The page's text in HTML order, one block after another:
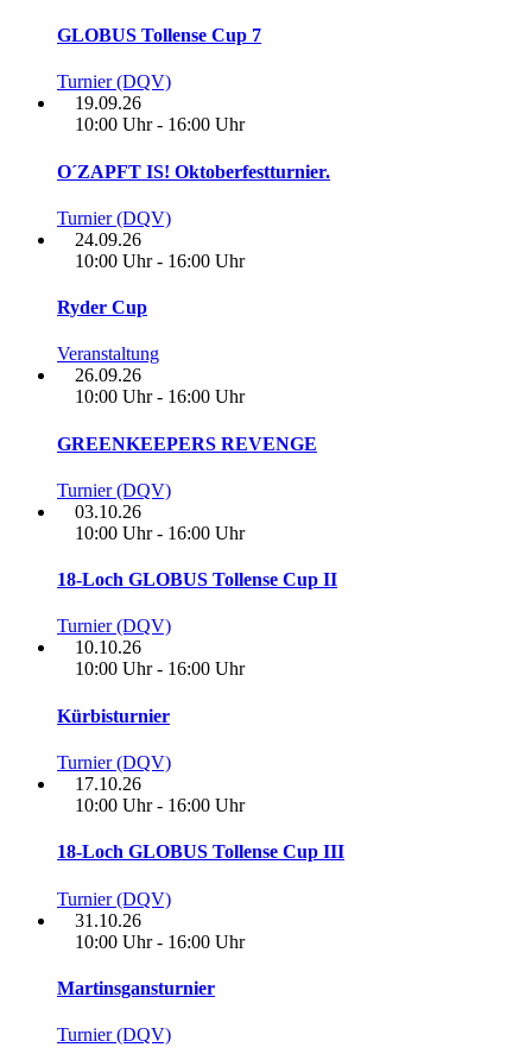
GLOBUS Tollense Cup 7
Turnier (DQV)
19.09.26
10:00 Uhr - 16:00 Uhr
O´ZAPFT IS! Oktoberfestturnier.
Turnier (DQV)
24.09.26
10:00 Uhr - 16:00 Uhr
Ryder Cup
Veranstaltung
26.09.26
10:00 Uhr - 16:00 Uhr
GREENKEEPERS REVENGE
Turnier (DQV)
03.10.26
10:00 Uhr - 16:00 Uhr
18-Loch GLOBUS Tollense Cup II
Turnier (DQV)
10.10.26
10:00 Uhr - 16:00 Uhr
Kürbisturnier
Turnier (DQV)
17.10.26
10:00 Uhr - 16:00 Uhr
18-Loch GLOBUS Tollense Cup III
Turnier (DQV)
31.10.26
10:00 Uhr - 16:00 Uhr
Martinsgansturnier
Turnier (DQV)